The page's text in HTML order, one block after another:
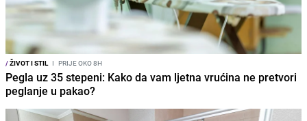
/ŽIVOT I STIL I PRIJE OKO 8H
Pegla uz 35 stepeni: Kako da vam ljetna vrućina ne pretvori
peglanje u pakao?